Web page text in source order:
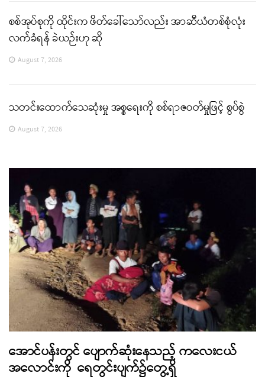
စစ်အုပ်စုကို ထိုင်းက ဖိတ်ခေါ်သော်လည်း အာဆီယံတစ်စုံလုံး
လက်ခံရန် ခဲယဉ်းဟု ဆို
August 7, 2026
သတင်းထောက်သေဆုံးမှု အစ္စရေးကို စစ်ရာဇဝတ်မှုဖြင့် စွပ်စွဲ
August 7, 2026
အောင်ပန်းတွင် ပျောက်ဆုံးနေသည့် ကလေးငယ်
အလောင်းကို ရေတွင်းပျက်၌တွေ့ရှိ